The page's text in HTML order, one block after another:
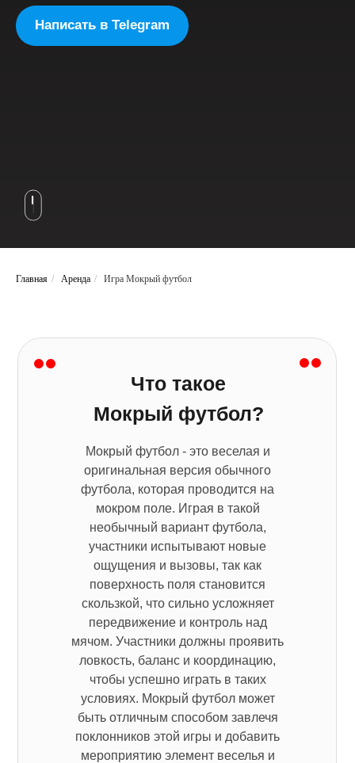
Написать в Telegram
Главная / Аренда / Игра Мокрый футбол
Что такое
Мокрый футбол?
Мокрый футбол - это веселая и
оригинальная версия обычного
футбола, которая проводится на
мокром поле. Играя в такой
необычный вариант футбола,
участники испытывают новые
ощущения и вызовы, так как
поверхность поля становится
скользкой, что сильно усложняет
передвижение и контроль над
мячом. Участники должны проявить
ловкость, баланс и координацию,
чтобы успешно играть в таких
условиях. Мокрый футбол может
быть отличным способом завлечя
поклонников этой игры и добавить
мероприятию элемент веселья и